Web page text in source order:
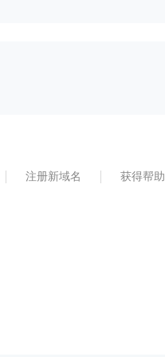
注册新域名 获得帮助